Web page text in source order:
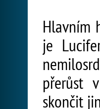
Hlavním
je
přerůst
skončit